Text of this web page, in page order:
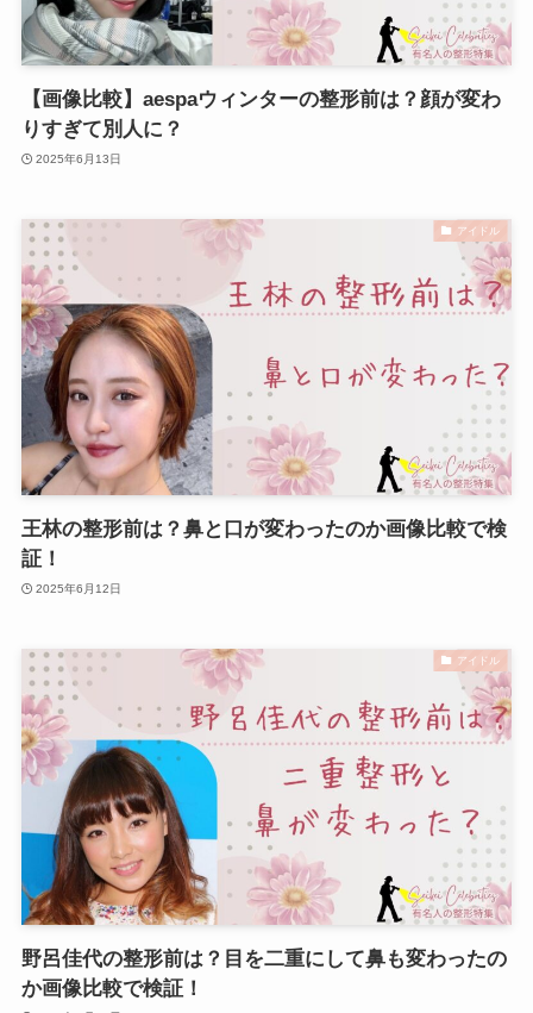
【画像比較】aespaウィンターの整形前は？顔が変わ
りすぎて別人に？
2025年6月13日
アイドル
王林の整形前は？鼻と口が変わったのか画像比較で検
証！
2025年6月12日
アイドル
野呂佳代の整形前は？目を二重にして鼻も変わったの
か画像比較で検証！